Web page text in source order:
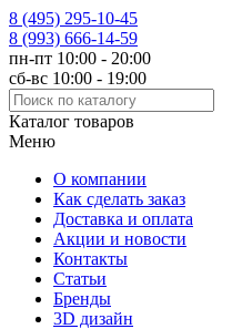
8 (495) 295-10-45
8 (993) 666-14-59
пн-пт 10:00 - 20:00
сб-вс 10:00 - 19:00
Каталог товаров
Меню
О компании
Как сделать заказ
Доставка и оплата
Акции и новости
Контакты
Статьи
Бренды
3D дизайн